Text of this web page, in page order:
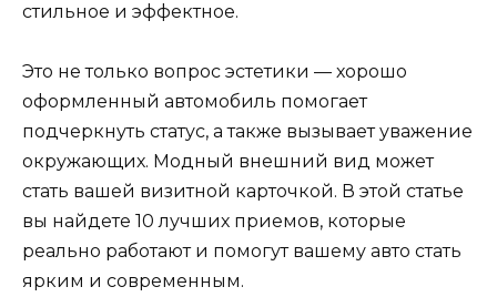
стильное и эффектное.
Это не только вопрос эстетики — хорошо
оформленный автомобиль помогает
подчеркнуть статус, а также вызывает уважение
окружающих. Модный внешний вид может
стать вашей визитной карточкой. В этой статье
вы найдете 10 лучших приемов, которые
реально работают и помогут вашему авто стать
ярким и современным.